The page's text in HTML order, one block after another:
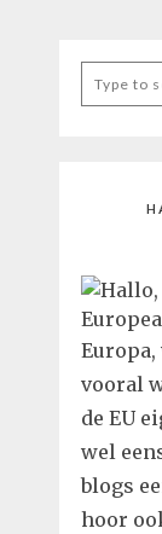
Search
for:
vooral
de EU
wel
blogs
hoor